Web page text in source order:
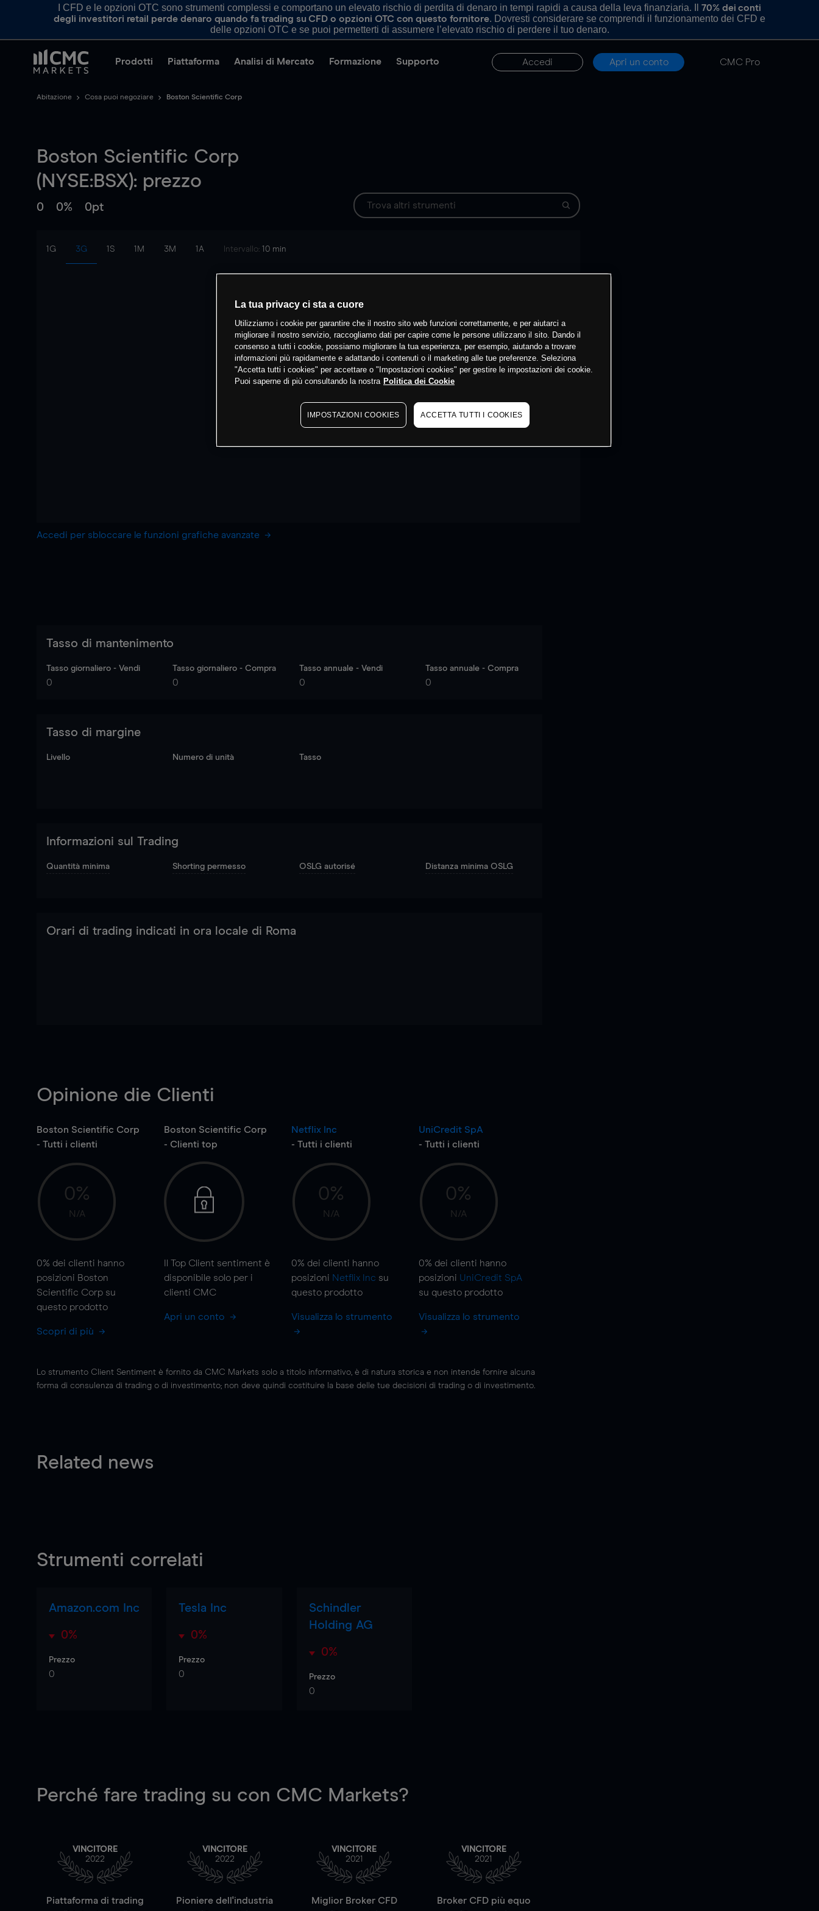
I CFD e le opzioni OTC sono strumenti complessi e comportano un elevato rischio di perdita di denaro in tempi rapidi a causa della leva finanziaria. Il 70% dei conti
degli investitori retail perde denaro quando fa trading su CFD o opzioni OTC con questo fornitore. Dovresti considerare se comprendi il funzionamento dei CFD e
delle opzioni OTC e se puoi permetterti di assumere l’elevato rischio di perdere il tuo denaro.
Prodotti Piattaforma Analisi di Mercato Formazione Supporto Accedi Apri un conto CMC Pro
Abitazione Cosa puoi negoziare Boston Scientific Corp
Boston Scientific Corp
(NYSE:BSX): prezzo
0 0% 0pt
1G 3G 1S 1M 3M 1A Intervallo: 10 min
Accedi per sbloccare le funzioni grafiche avanzate
Tasso di mantenimento
Tasso giornaliero - Vendi
0
Tasso giornaliero - Compra
0
Tasso annuale - Vendi
0
Tasso annuale - Compra
0
Tasso di margine
Livello Numero di unità Tasso
Informazioni sul Trading
Quantità minima Shorting permesso OSLG autorisé Distanza minima OSLG
Orari di trading indicati in ora locale di Roma
Opinione die Clienti
Boston Scientific Corp
- Tutti i clienti
0%
N/A
0% dei clienti hanno
posizioni Boston
Scientific Corp su
questo prodotto
Scopri di più
Boston Scientific Corp
- Clienti top
Il Top Client sentiment è
disponibile solo per i
clienti CMC
Apri un conto
Netflix Inc
- Tutti i clienti
0%
N/A
0% dei clienti hanno
posizioni Netflix Inc su
questo prodotto
Visualizza lo strumento
UniCredit SpA
- Tutti i clienti
0%
N/A
0% dei clienti hanno
posizioni UniCredit SpA
su questo prodotto
Visualizza lo strumento
Lo strumento Client Sentiment è fornito da CMC Markets solo a titolo informativo, è di natura storica e non intende fornire alcuna
forma di consulenza di trading o di investimento; non deve quindi costituire la base delle tue decisioni di trading o di investimento.
Related news
Strumenti correlati
Amazon.com Inc
0%
Prezzo
0
Tesla Inc
0%
Prezzo
0
Schindler
Holding AG
0%
Prezzo
0
Perché fare trading su con CMC Markets?
VINCITORE
2022
Piattaforma di trading
VINCITORE
2022
Pioniere dell'industria
VINCITORE
2021
Miglior Broker CFD
VINCITORE
2021
Broker CFD più equo
La tua privacy ci sta a cuore
Utilizziamo i cookie per garantire che il nostro sito web funzioni correttamente, e per aiutarci a
migliorare il nostro servizio, raccogliamo dati per capire come le persone utilizzano il sito. Dando il
consenso a tutti i cookie, possiamo migliorare la tua esperienza, per esempio, aiutando a trovare
informazioni più rapidamente e adattando i contenuti o il marketing alle tue preferenze. Seleziona
"Accetta tutti i cookies" per accettare o "Impostazioni cookies" per gestire le impostazioni dei cookie.
Puoi saperne di più consultando la nostra Politica dei Cookie
IMPOSTAZIONI COOKIES ACCETTA TUTTI I COOKIES